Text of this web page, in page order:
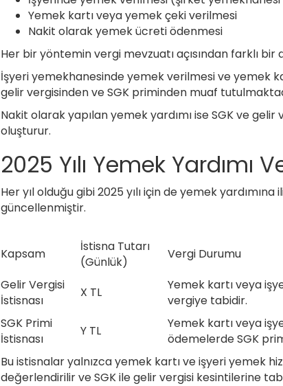
Yemek kartı veya yemek çeki verilmesi
Nakit olarak yemek ücreti ödenmesi
Her bir yöntemin vergi mevzuatı açısından farklı bir
İşyeri yemekhanesinde yemek verilmesi ve yemek
gelir vergisinden ve SGK priminden muaf
Nakit olarak yapılan yemek yardımı ise SGK ve
oluşturur.
2025 Yılı Yemek Yardımı
Her yıl olduğu gibi 2025 yılı için de yemek
güncellenmiştir.
Kapsam
İstisna Tutarı
(Günlük)
Vergi Durumu
Gelir Vergisi
İstisnası
X TL
Yemek kartı veya
vergiye tabidir.
SGK Primi
İstisnası
Y TL
Yemek kartı veya
ödemelerde SGK
Bu istisnalar yalnızca yemek kartı ve işyeri yemek
değerlendirilir ve SGK ile gelir vergisi kesintilerine